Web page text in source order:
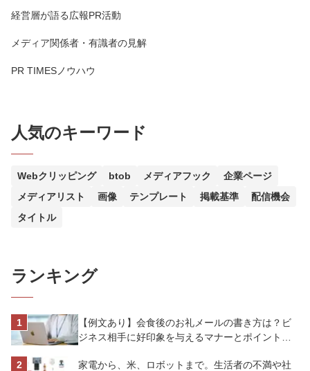
経営層が語る広報PR活動
メディア関係者・有識者の見解
PR TIMESノウハウ
人気のキーワード
Webクリッピング btob メディアフック
企業ページ
メディアリスト
画像 テンプレート 掲載基準
配信機会
タイトル
ランキング
【例文あり】会食後のお礼メールの書き方は？ビ
ジネス相手に好印象を与えるマナーとポイントを
家電から、米、ロボットまで。生活者の不満や社